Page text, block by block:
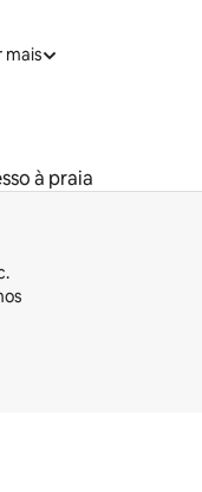
mais
à praia